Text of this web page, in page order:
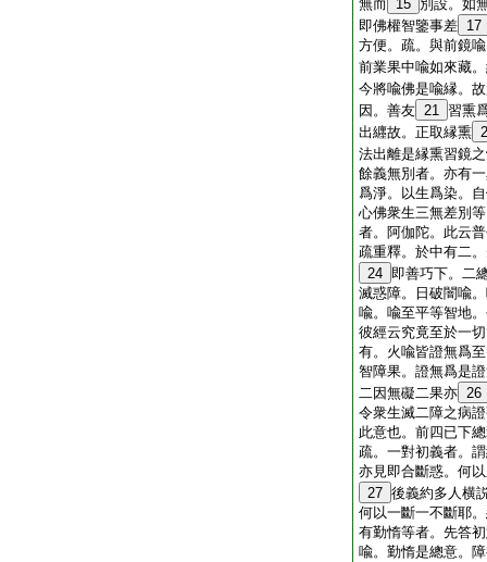
無而 15 別設。如
即佛權智鑒事差 17
方便。疏。與前鏡
前業果中喩如來藏
今將喩佛是喩縁。
因。善友 21 習熏
出纒故。正取縁熏
法出離是縁熏習鏡
餘義無別者。亦有
爲淨。以生爲染。
心佛衆生三無差別
者。阿伽陀。此云
疏重釋。於中有二
24 即善巧下。二
滅惑障。日破闇喩
喩。喩至平等智地
彼經云究竟至於一
有。火喩皆證無爲
智障果。證無爲是
二因無礙二果亦 26
令衆生滅二障之病
此意也。前四已下
疏。一對初義者。
亦見即合斷惑。何
27 後義約多人横
何以一斷一不斷耶
有勤惰等者。先答
喩。勤惰是總意。